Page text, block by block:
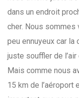
dans un endroit
cher. Nous sommes
peu ennuyeux car
juste souffler de
Mais comme nous
15 km de